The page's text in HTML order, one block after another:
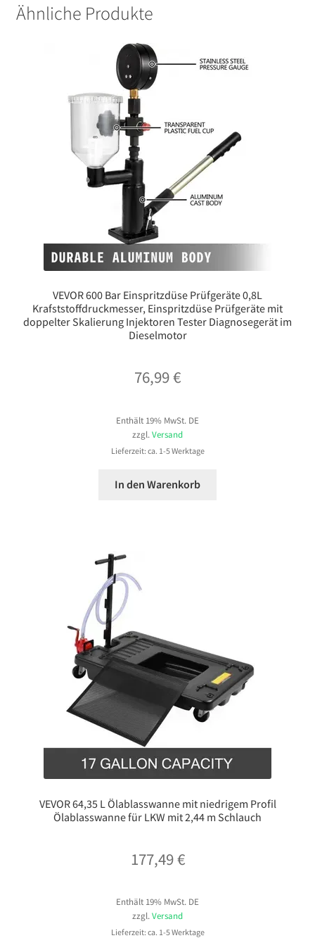
Ähnliche Produkte
VEVOR 600 Bar Einspritzdüse Prüfgeräte 0,8L
Krafststoffdruckmesser, Einspritzdüse Prüfgeräte mit
doppelter Skalierung Injektoren Tester Diagnosegerät im
Dieselmotor
76,99€
Enthält 19% MwSt. DE
zzgl. Versand
Lieferzeit: ca. 1-5 Werktage
In den Warenkorb
VEVOR 64,35 L Ölablasswanne mit niedrigem Profil
Ölablasswanne für LKW mit 2,44 m Schlauch
177,49€
Enthält 19% MwSt. DE
zzgl. Versand
Lieferzeit: ca. 1-5 Werktage